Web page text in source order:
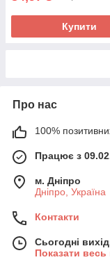
Купити
Про нас
100%
Працює з
м. Дніпро
Дніпро, Україна
Контакти
Сьогодні
Показати весь